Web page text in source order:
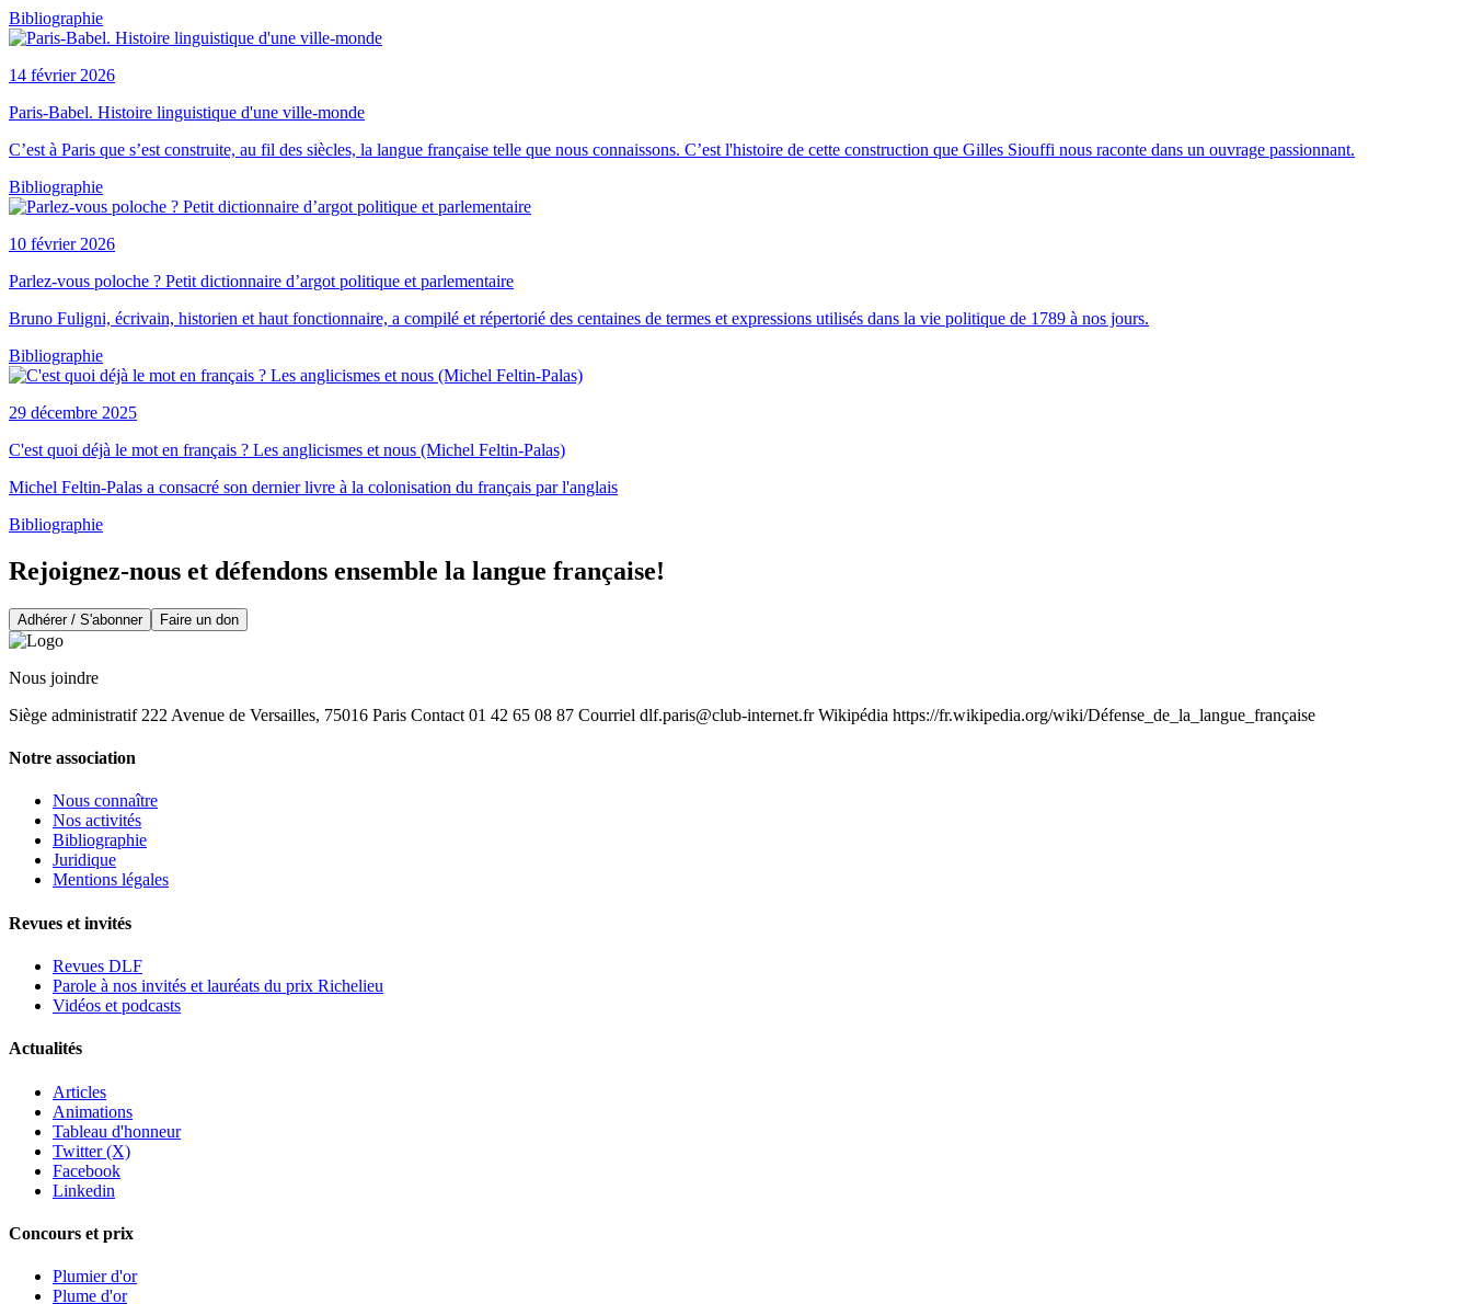
Bibliographie
14 février 2026
Paris-Babel. Histoire linguistique d'une ville-monde
C’est à Paris que s’est construite, au fil des siècles, la langue française telle que nous connaissons. C’est l'histoire de cette construction que Gilles Siouffi nous raconte dans un ouvrage passionnant.
Bibliographie
10 février 2026
Parlez-vous poloche ? Petit dictionnaire d’argot politique et parlementaire
Bruno Fuligni, écrivain, historien et haut fonctionnaire, a compilé et répertorié des centaines de termes et expressions utilisés dans la vie politique de 1789 à nos jours.
Bibliographie
29 décembre 2025
C'est quoi déjà le mot en français ? Les anglicismes et nous (Michel Feltin-Palas)
Michel Feltin-Palas a consacré son dernier livre à la colonisation du français par l'anglais
Bibliographie
Rejoignez-nous et défendons ensemble la langue française!
Adhérer / S'abonner Faire un don
Nous joindre
Siège administratif 222 Avenue de Versailles, 75016 Paris Contact 01 42 65 08 87 Courriel dlf.paris@club-internet.frWikipédia https://fr.wikipedia.org/wiki/Défense_de_la_langue_française
Notre association
Nous connaître
Nos activités
Bibliographie
Juridique
Mentions légales
Revues et invités
Revues DLF
Parole à nos invités et lauréats du prix Richelieu
Vidéos et podcasts
Actualités
Articles
Animations
Tableau d'honneur
Twitter (X)
Facebook
Linkedin
Concours et prix
Plumier d'or
Plume d'or